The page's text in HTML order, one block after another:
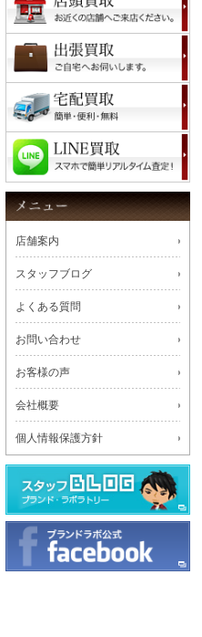
店舗案内
スタッフブログ
よくある質問
お問い合わせ
お客様の声
会社概要
個人情報保護方針